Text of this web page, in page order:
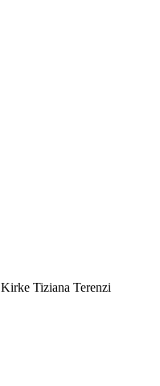
Kirke Tiziana Terenzi